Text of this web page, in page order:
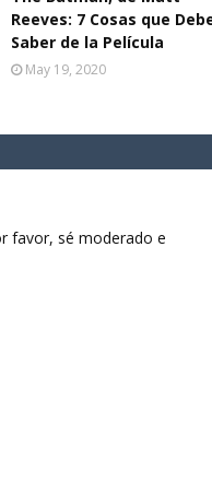
Reeves: 7 Cosas que
Saber de la Película
May 19, 2020
favor, sé moderado e